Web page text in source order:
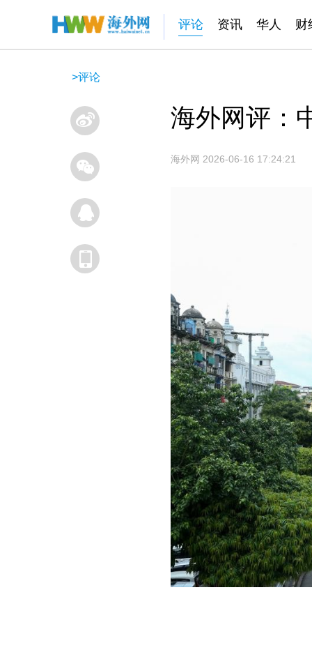
评论 资讯 华人 财
>评论
海外网评：
海外网 2026-06-16 17:24:21